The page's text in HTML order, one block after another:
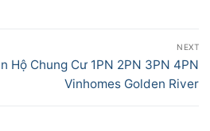
NEXT
Hộ Chung Cư 1PN 2PN 3PN 4PN
Vinhomes Golden River